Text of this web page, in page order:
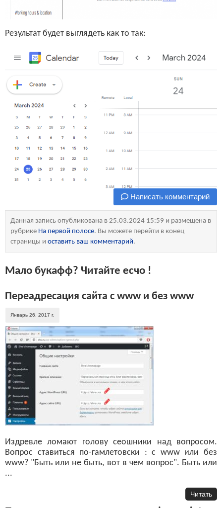
Результат будет выглядеть как то так:
Написать комментарий
Данная запись опубликована в 25.03.2024 15:59 и размещена в
рубрике На первой полосе. Вы можете перейти в конец
страницы и оставить ваш комментарий.
Мало букафф? Читайте есчо !
Переадресация сайта с www и без www
Январь 26, 2017 г.
Издревле ломают голову сеошники над вопросом.
Вопрос ставиться по-гамлетовски : с www или без
www? "Быть или не быть, вот в чем вопрос". Быть или
...
Читать